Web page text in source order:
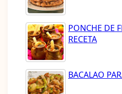
PONCHE DE
RECETA
BACALAO